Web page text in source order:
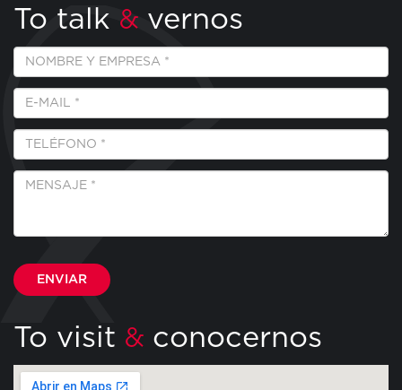
To talk & vernos
Empresa
Nombre
E-
Mail
*
Teléfono
Mensaje
To visit & conocernos